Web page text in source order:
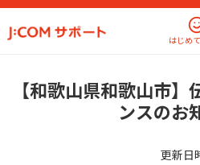
はじめ
【和歌山県和歌山市
ンスのお
更新日